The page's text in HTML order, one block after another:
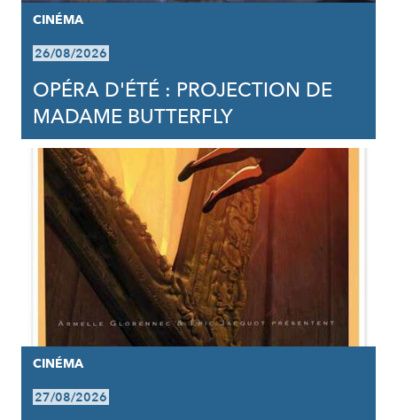
CINÉMA
26/08/2026
OPÉRA D'ÉTÉ : PROJECTION DE
MADAME BUTTERFLY
CINÉMA
27/08/2026